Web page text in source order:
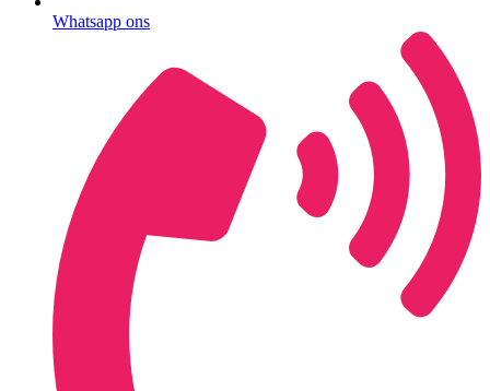
Whatsapp ons